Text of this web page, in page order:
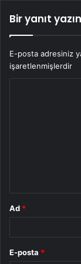
Bir yanıt yazın
E-posta adresiniz
işaretlenmişlerdir
Ad *
E-posta *